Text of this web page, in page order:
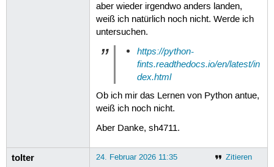
aber wieder irgendwo anders landen,
weiß ich natürlich noch nicht. Werde ich
untersuchen.
https://python-
fints.readthedocs.io/en/latest/in
dex.html
Ob ich mir das Lernen von Python antue,
weiß ich noch nicht.
Aber Danke, sh4711.
tolter Zitieren
24. Februar 2026 11:35